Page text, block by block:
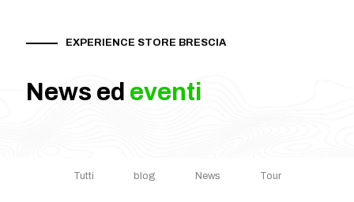
EXPERIENCE STORE BRESCIA
News ed eventi
Tutti blog News Tour